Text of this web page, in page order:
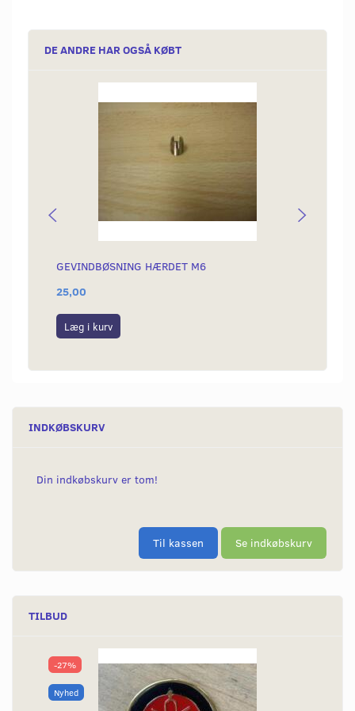
DE ANDRE HAR OGSÅ KØBT
GEVINDBØSNING HÆRDET M6
25,00
Læg i kurv
INDKØBSKURV
Din indkøbskurv er tom!
Til kassen Se indkøbskurv
TILBUD
-27%
Nyhed